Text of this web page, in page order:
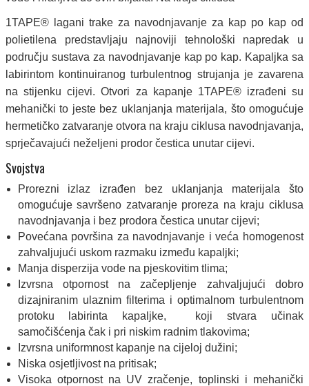
1TAPE® lagani trake za navodnjavanje za kap po kap od
polietilena predstavljaju najnoviji tehnološki napredak u
području sustava za navodnjavanje kap po kap. Kapaljka sa
labirintom kontinuiranog turbulentnog strujanja je zavarena
na stijenku cijevi. Otvori za kapanje 1TAPE® izrađeni su
mehanički to jeste bez uklanjanja materijala, što omogućuje
hermetičko zatvaranje otvora na kraju ciklusa navodnjavanja,
sprječavajući neželjeni prodor čestica unutar cijevi.
Svojstva
Prorezni izlaz izrađen bez uklanjanja materijala što
omogućuje savršeno zatvaranje proreza na kraju ciklusa
navodnjavanja i bez prodora čestica unutar cijevi;
Povećana površina za navodnjavanje i veća homogenost
zahvaljujući uskom razmaku između kapaljki;
Manja disperzija vode na pjeskovitim tlima;
Izvrsna otpornost na začepljenje zahvaljujući dobro
dizajniranim ulaznim filterima i optimalnom turbulentnom
protoku labirinta kapaljke, koji stvara učinak
samočišćenja čak i pri niskim radnim tlakovima;
Izvrsna uniformnost kapanje na cijeloj dužini;
Niska osjetljivost na pritisak;
Visoka otpornost na UV zračenje, toplinski i mehanički